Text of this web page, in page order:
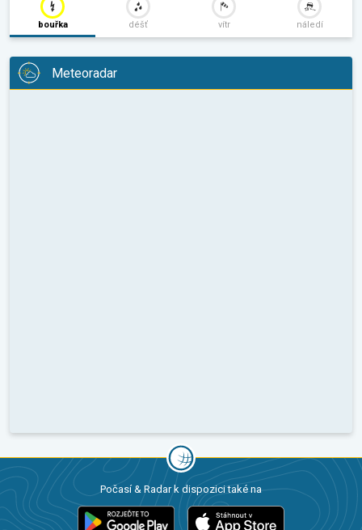
bouřka déšť vítr náledí
Meteoradar
Počasí & Radar k dispozici také na